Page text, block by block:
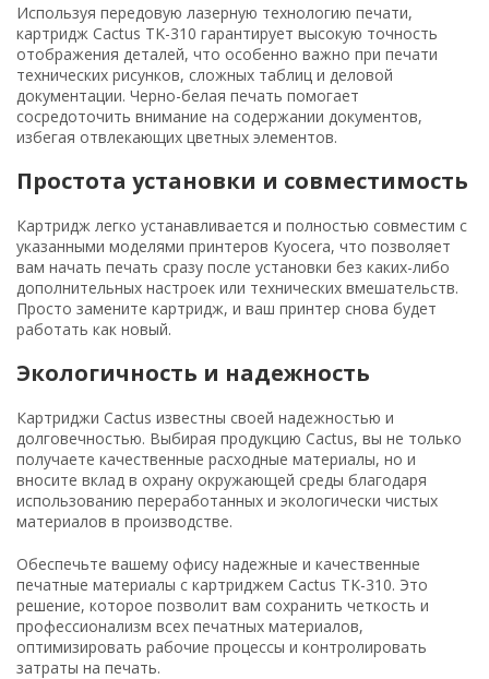
Используя передовую лазерную технологию печати,
картридж Cactus TK-310 гарантирует высокую точность
отображения деталей, что особенно важно при печати
технических рисунков, сложных таблиц и деловой
документации. Черно-белая печать помогает
сосредоточить внимание на содержании документов,
избегая отвлекающих цветных элементов.
Простота установки и совместимость
Картридж легко устанавливается и полностью совместим с
указанными моделями принтеров Kyocera, что позволяет
вам начать печать сразу после установки без каких-либо
дополнительных настроек или технических вмешательств.
Просто замените картридж, и ваш принтер снова будет
работать как новый.
Экологичность и надежность
Картриджи Cactus известны своей надежностью и
долговечностью. Выбирая продукцию Cactus, вы не только
получаете качественные расходные материалы, но и
вносите вклад в охрану окружающей среды благодаря
использованию переработанных и экологически чистых
материалов в производстве.
Обеспечьте вашему офису надежные и качественные
печатные материалы с картриджем Cactus TK-310. Это
решение, которое позволит вам сохранить четкость и
профессионализм всех печатных материалов,
оптимизировать рабочие процессы и контролировать
затраты на печать.